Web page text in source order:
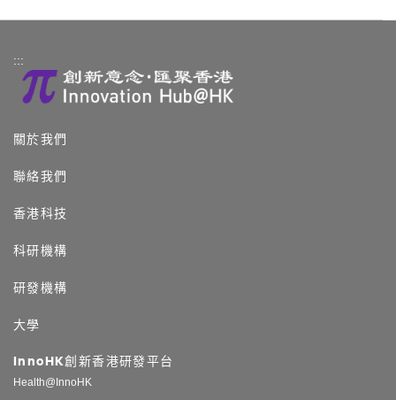
:::
關於我們
聯絡我們
香港科技
科研機構
研發機構
大學
InnoHK創新香港研發平台
Health@InnoHK